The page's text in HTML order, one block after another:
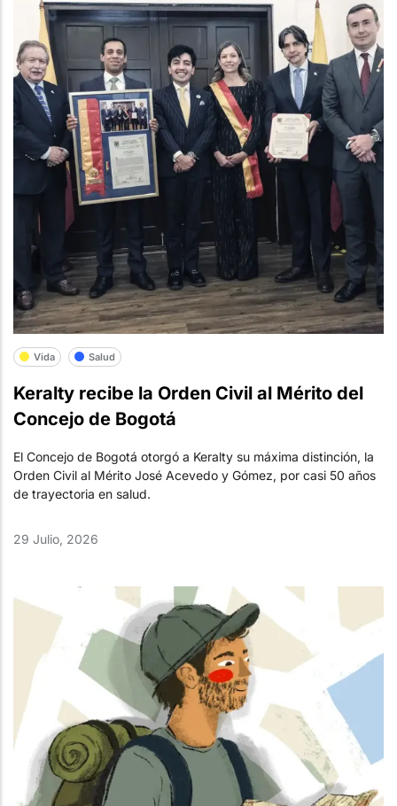
Vida Salud
Keralty recibe la Orden Civil al Mérito del
Concejo de Bogotá
El Concejo de Bogotá otorgó a Keralty su máxima distinción, la
Orden Civil al Mérito José Acevedo y Gómez, por casi 50 años
de trayectoria en salud.
29 Julio, 2026